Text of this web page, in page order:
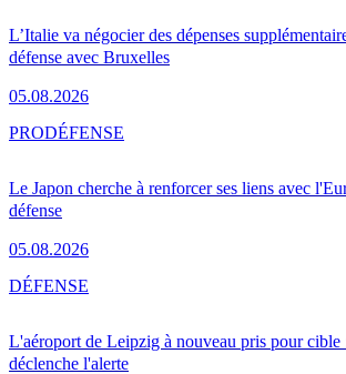
L’Italie va négocier des dépenses
défense avec Bruxelles
05.08.2026
Le Japon cherche à renforcer ses liens avec
défense
05.08.2026
PRODÉFENSE
L'aéroport de Leipzig à nouveau pris pour cible
déclenche l'alerte
DÉFENSE